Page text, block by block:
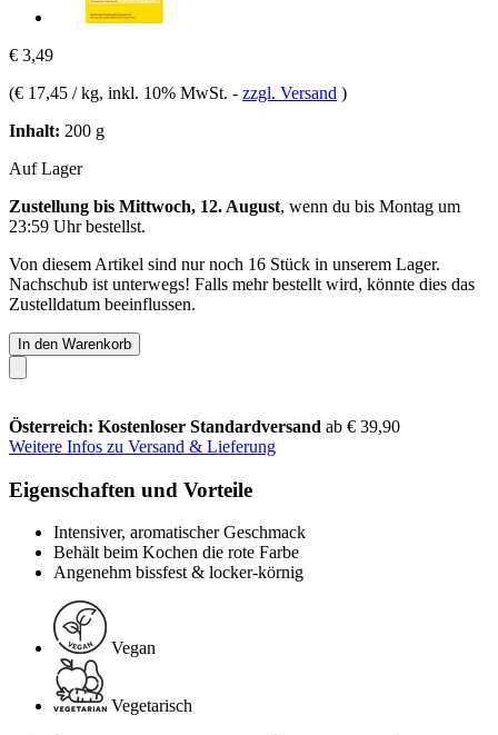
€ 3,49
(€ 17,45 / kg, inkl. 10% MwSt. - zzgl. Versand )
Inhalt: 200 g
Auf Lager
Zustellung bis Mittwoch, 12. August, wenn du bis Montag um
23:59 Uhrbestellst.
Von diesem Artikel sind nur noch 16 Stück in unserem Lager.
Nachschub ist unterwegs! Falls mehr bestellt wird, könnte dies das
Zustelldatum beeinflussen.
In den Warenkorb
Österreich: Kostenloser Standardversand ab € 39,90
Weitere Infos zu Versand & Lieferung
Eigenschaften und Vorteile
Intensiver, aromatischer Geschmack
Behält beim Kochen die rote Farbe
Angenehm bissfest & locker-körnig
Vegan
Vegetarisch